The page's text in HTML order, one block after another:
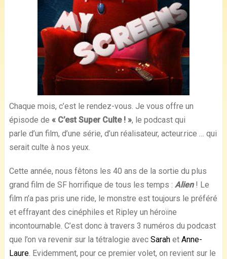
Chaque mois, c’est le rendez-vous. Je vous offre un
épisode de « C’est Super Culte ! », le podcast qui
parle d’un film, d’une série, d’un réalisateur, acteur.rice … qui
serait culte à nos yeux.
Cette année, nous fêtons les 40 ans de la sortie du plus
grand film de SF horrifique de tous les temps : Alien ! Le
film n’a pas pris une ride, le monstre est toujours le préféré
et effrayant des cinéphiles et Ripley un héroïne
incontournable. C’est donc à travers 3 numéros du podcast
que l’on va revenir sur la tétralogie avec Sarahet Anne-
Laure. Evidemment, pour ce premier volet, on revient sur le